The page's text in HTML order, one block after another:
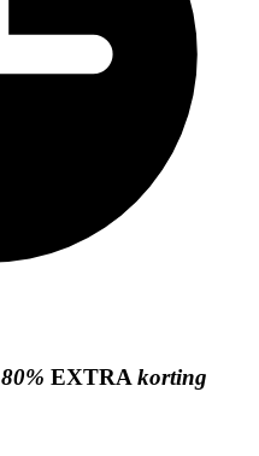
80% EXTRA korting